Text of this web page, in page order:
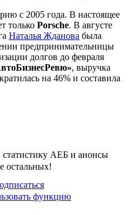
с 2005 года. В настоящее
только Porsche. В августе
Наталья Жданова была
предпринимательницы
долгов до февраля
, выручка
на 46% и составила
статистику АЕБ и анонсы
остальных!